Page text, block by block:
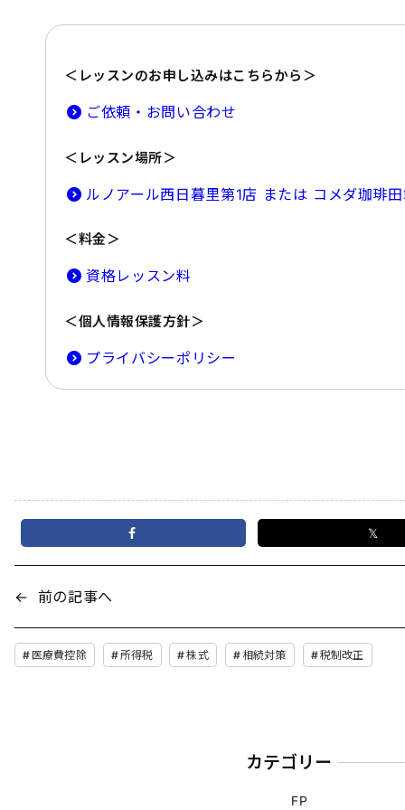
＜レッスンのお申し込みはこちらから＞
ご依頼・お問い合わせ
＜レッスン場所＞
ルノアール西日暮里第1店 または コメダ珈琲
＜料金＞
資格レッスン料
＜個人情報保護方針＞
プライバシーポリシー
𝕏
← 前の記事へ
医療費控除 所得税 株式 相続対策 税制改正
カテゴリー
FP